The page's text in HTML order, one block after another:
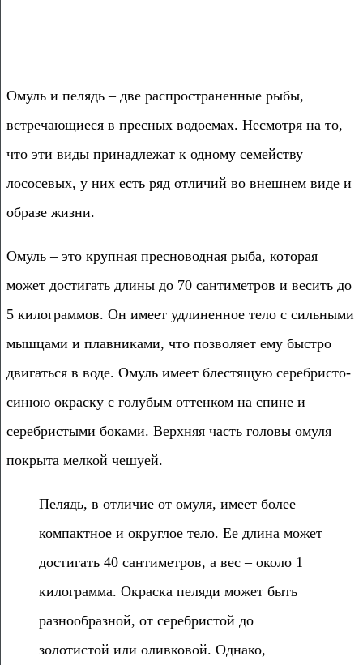
Омуль и пелядь – две распространенные рыбы,
встречающиеся в пресных водоемах. Несмотря на то,
что эти виды принадлежат к одному семейству
лососевых, у них есть ряд отличий во внешнем виде и
образе жизни.
Омуль – это крупная пресноводная рыба, которая
может достигать длины до 70 сантиметров и весить до
5 килограммов. Он имеет удлиненное тело с сильными
мышцами и плавниками, что позволяет ему быстро
двигаться в воде. Омуль имеет блестящую серебристо-
синюю окраску с голубым оттенком на спине и
серебристыми боками. Верхняя часть головы омуля
покрыта мелкой чешуей.
Пелядь, в отличие от омуля, имеет более
компактное и округлое тело. Ее длина может
достигать 40 сантиметров, а вес – около 1
килограмма. Окраска пеляди может быть
разнообразной, от серебристой до
золотистой или оливковой. Однако,